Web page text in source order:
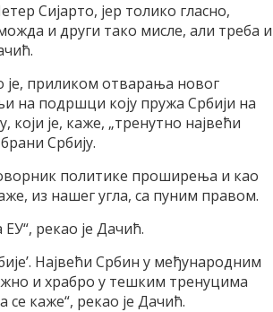
Сијарто, јер толико гласно,
и други тако мисле, али треба и
приликом отварања новог
на подршци коју пружа Србији на
је, каже, „тренутно највећи
Србију.
политике проширења и као
из нашег угла, са пуним правом.
рекао је Дачић.
Највећи Србин у међународним
и храбро у тешким тренуцима
каже“, рекао је Дачић.